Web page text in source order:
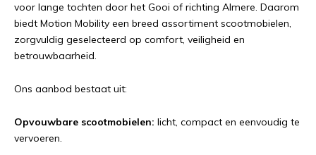
voor lange tochten door het Gooi of richting Almere. Daarom
biedt Motion Mobility een breed assortiment scootmobielen,
zorgvuldig geselecteerd op comfort, veiligheid en
betrouwbaarheid.
Ons aanbod bestaat uit:
Opvouwbare scootmobielen: licht, compact en eenvoudig te
vervoeren.